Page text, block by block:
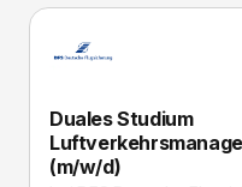
Duales Studium
(m/w/d)